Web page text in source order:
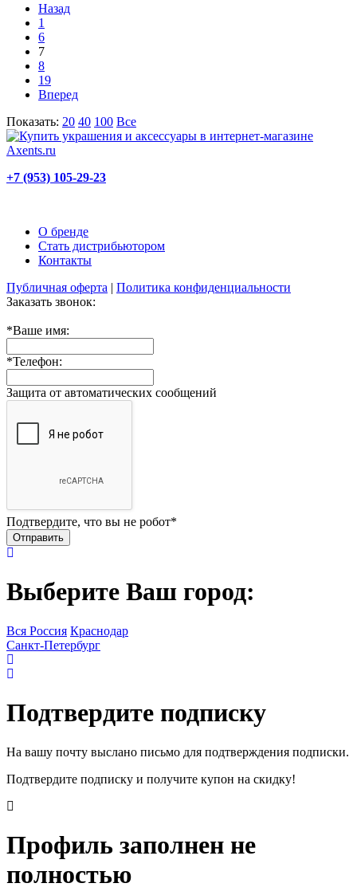
Назад
1
6
7
8
19
Вперед
Показать: 20 40 100 Все
+7 (953) 105-29-23
О бренде
Стать дистрибьютором
Контакты
Публичная оферта | Политика конфиденциальности
Заказать звонок:
*Ваше имя:
*Телефон:
Защита от автоматических сообщений
Подтвердите, что вы не робот*
Выберите Ваш город:
Вся Россия Краснодар
Санкт-Петербург
Подтвердите подписку
На вашу почту выслано письмо для подтверждения подписки.
Подтвердите подписку и получите купон на скидку!
Профиль заполнен не
полностью